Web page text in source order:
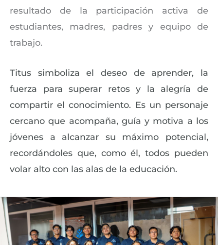
resultado de la participación activa de
estudiantes, madres, padres y equipo de
trabajo.
Titus simboliza el deseo de aprender, la
fuerza para superar retos y la alegría de
compartir el conocimiento. Es un personaje
cercano que acompaña, guía y motiva a los
jóvenes a alcanzar su máximo potencial,
recordándoles que, como él, todos pueden
volar alto con las alas de la educación.